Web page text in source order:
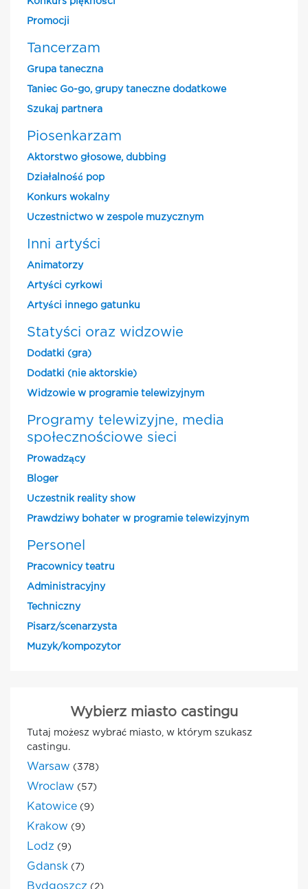
Promocji
Tancerzam
Grupa taneczna
Taniec Go-go, grupy taneczne dodatkowe
Szukaj partnera
Piosenkarzam
Aktorstwo głosowe, dubbing
Działalność pop
Konkurs wokalny
Uczestnictwo w zespole muzycznym
Inni artyści
Animatorzy
Artyści cyrkowi
Artyści innego gatunku
Statyści oraz widzowie
Dodatki (gra)
Dodatki (nie aktorskie)
Widzowie w programie telewizyjnym
Programy telewizyjne, media
społecznościowe sieci
Prowadzący
Bloger
Uczestnik reality show
Prawdziwy bohater w programie telewizyjnym
Personel
Pracownicy teatru
Administracyjny
Techniczny
Pisarz/scenarzysta
Muzyk/kompozytor
Wybierz miasto castingu
Tutaj możesz wybrać miasto, w którym szukasz
castingu.
Warsaw (378)
Wroclaw (57)
Katowice (9)
Krakow (9)
Lodz (9)
Gdansk (7)
Bydgoszcz (2)